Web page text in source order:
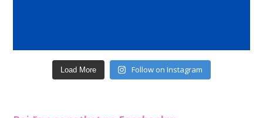
Load More Follow on Instagram